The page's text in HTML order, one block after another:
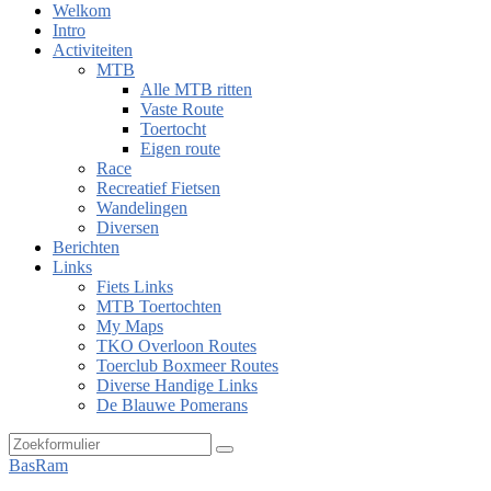
Welkom
Intro
Activiteiten
MTB
Alle MTB ritten
Vaste Route
Toertocht
Eigen route
Race
Recreatief Fietsen
Wandelingen
Diversen
Berichten
Links
Fiets Links
MTB Toertochten
My Maps
TKO Overloon Routes
Toerclub Boxmeer Routes
Diverse Handige Links
De Blauwe Pomerans
Zoeken
BasRam